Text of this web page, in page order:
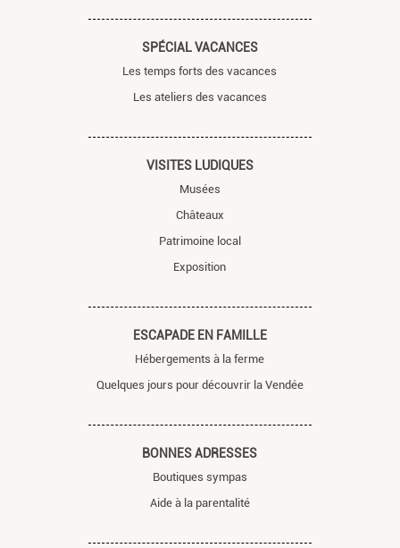
SPÉCIAL VACANCES
Les temps forts des vacances
Les ateliers des vacances
VISITES LUDIQUES
Musées
Châteaux
Patrimoine local
Exposition
ESCAPADE EN FAMILLE
Hébergements à la ferme
Quelques jours pour découvrir la Vendée
BONNES ADRESSES
Boutiques sympas
Aide à la parentalité